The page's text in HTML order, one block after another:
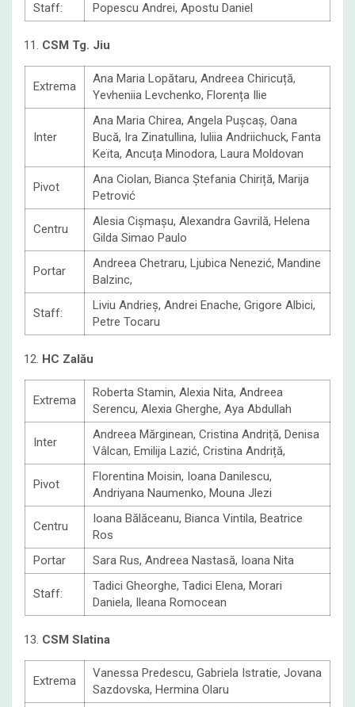
Staff:
Popescu Andrei, Apostu Daniel
11. CSM Tg. Jiu
Extrema
Ana Maria Lopătaru, Andreea Chiricuță,
Yevheniia Levchenko, Florența Ilie
Inter
Ana Maria Chirea, Angela Pușcaș, Oana
Bucă, Ira Zinatullina, Iuliia Andriichuck, Fanta
Keïta, Ancuța Minodora, Laura Moldovan
Pivot
Ana Ciolan, Bianca Ștefania Chiriță, Marija
Petrović
Centru
Alesia Cișmașu, Alexandra Gavrilă, Helena
Gilda Simao Paulo
Portar
Andreea Chetraru, Ljubica Nenezić, Mandine
Balzinc,
Staff:
Liviu Andrieș, Andrei Enache, Grigore Albici,
Petre Tocaru
12. HC Zalău
Extrema
Roberta Stamin, Alexia Nita, Andreea
Serencu, Alexia Gherghe, Aya Abdullah
Inter
Andreea Mărginean, Cristina Andriță, Denisa
Vâlcan, Emilija Lazić, Cristina Andriță,
Pivot
Florentina Moisin, Ioana Danilescu,
Andriyana Naumenko, Mouna Jlezi
Centru
Ioana Bălăceanu, Bianca Vintila, Beatrice
Ros
Portar
Sara Rus, Andreea Nastasă, Ioana Nita
Staff:
Tadici Gheorghe, Tadici Elena, Morari
Daniela, Ileana Romocean
13. CSM Slatina
Extrema
Vanessa Predescu, Gabriela Istratie, Jovana
Sazdovska, Hermina Olaru